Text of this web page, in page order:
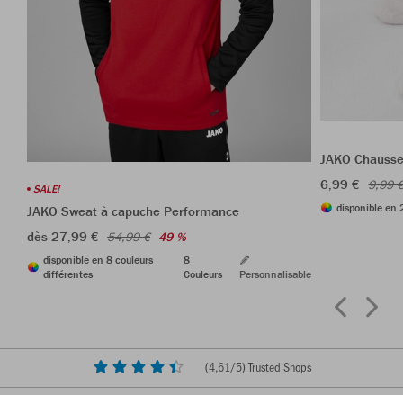
SALE!
JAKO Sweat à capuche Performance
dès 27,99 € 54,99 € 49 %
disponible en 8 couleurs
différentes
8
Couleurs
Personnalisable
JAKO
6,99 € 9,99
disponible en
(4,61/5) Trusted Shops